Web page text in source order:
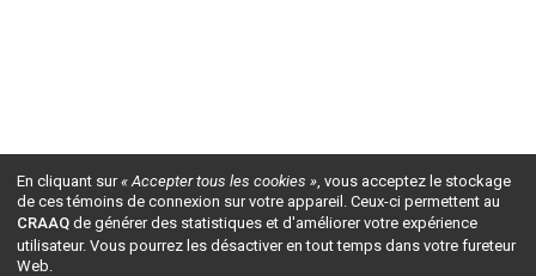
En cliquant sur« Accepter tous les cookies », vous acceptez le stockage
de ces témoins de connexion sur votre appareil. Ceux-ci permettent au
CRAAQ de générer des statistiques et d'améliorer votre expérience
utilisateur. Vous pourrez les désactiver en tout temps dans votre fureteur
Web.